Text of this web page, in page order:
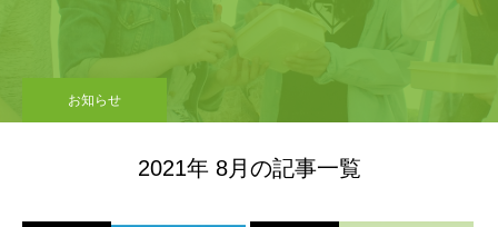
お知らせ
2021年 8月の記事一覧